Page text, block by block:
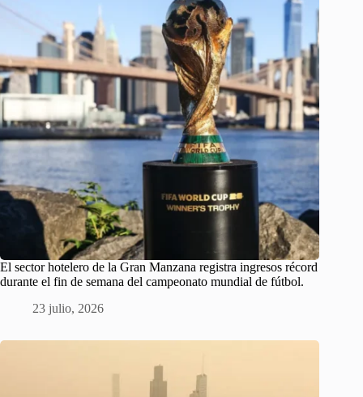
El sector hotelero de la Gran Manzana registra ingresos récord
durante el fin de semana del campeonato mundial de fútbol.
23 julio, 2026